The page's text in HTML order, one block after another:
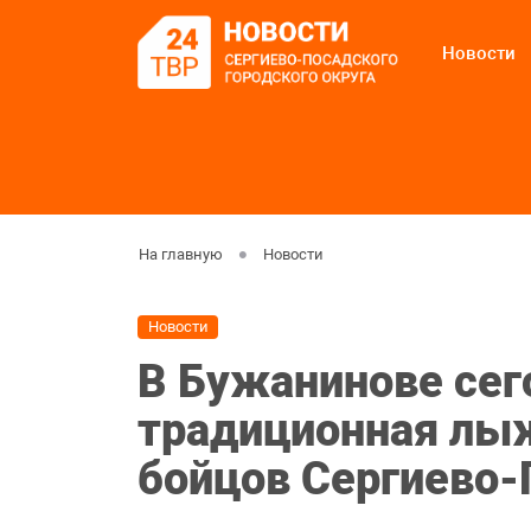
Новости
На главную Новости
Новости
В Бужанинове
традиционная
бойцов